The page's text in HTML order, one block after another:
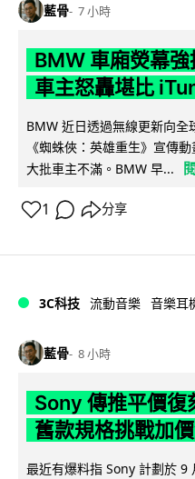
藍骨 7 小時
BMW 車廂熒幕
車主怒轟堪比
BMW 近日透過無線更新向
《蜘蛛俠：英雄重生》宣傳
大批車主不滿。BMW 早...
1 分享
3C科技 流動音樂 音樂耳
藍骨 8 小時
Sony 傳推平價
舊款規格挑戰加
最近有爆料指 Sony 計劃於 9